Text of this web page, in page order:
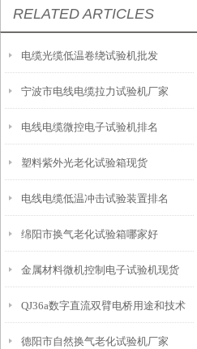
RELATED ARTICLES
电缆光缆低温卷绕试验机批发
宁波市电线电缆拉力试验机厂家
电线电缆微控电子试验机排名
塑料紫外光老化试验箱现货
电线电缆低温冲击试验装置排名
绵阳市换气老化试验箱哪家好
金属材料微机控制电子试验机现货
QJ36a数字直流双臂电桥用途和技术
指标
德阳市自然换气老化试验机厂家